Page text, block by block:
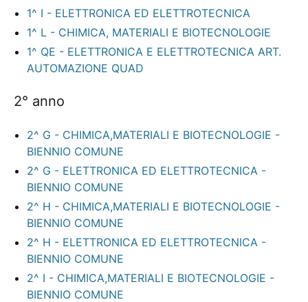
1^ I - ELETTRONICA ED ELETTROTECNICA
1^ L - CHIMICA, MATERIALI E BIOTECNOLOGIE
1^ QE - ELETTRONICA E ELETTROTECNICA ART.
AUTOMAZIONE QUAD
2° anno
2^ G - CHIMICA,MATERIALI E BIOTECNOLOGIE -
BIENNIO COMUNE
2^ G - ELETTRONICA ED ELETTROTECNICA -
BIENNIO COMUNE
2^ H - CHIMICA,MATERIALI E BIOTECNOLOGIE -
BIENNIO COMUNE
2^ H - ELETTRONICA ED ELETTROTECNICA -
BIENNIO COMUNE
2^ I - CHIMICA,MATERIALI E BIOTECNOLOGIE -
BIENNIO COMUNE